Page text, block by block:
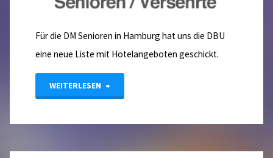
Für die DM Senioren in Hamburg hat uns die DBU
eine neue Liste mit Hotelangeboten geschickt.
WEITERLESEN "Hotelliste"